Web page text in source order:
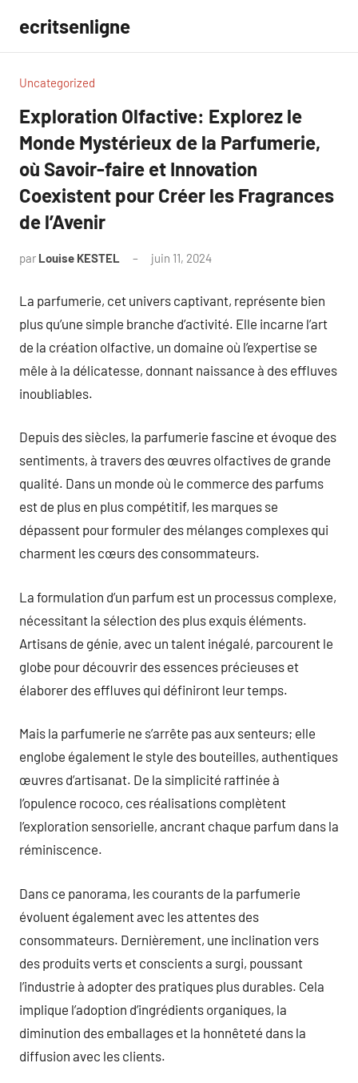
contenu
ecritsenligne
Uncategorized
Exploration Olfactive: Explorez le
Monde Mystérieux de la Parfumerie,
où Savoir-faire et Innovation
Coexistent pour Créer les Fragrances
de l’Avenir
par Louise KESTEL juin 11, 2024
La parfumerie, cet univers captivant, représente bien
plus qu’une simple branche d’activité. Elle incarne l’art
de la création olfactive, un domaine où l’expertise se
mêle à la délicatesse, donnant naissance à des effluves
inoubliables.
Depuis des siècles, la parfumerie fascine et évoque des
sentiments, à travers des œuvres olfactives de grande
qualité. Dans un monde où le commerce des parfums
est de plus en plus compétitif, les marques se
dépassent pour formuler des mélanges complexes qui
charment les cœurs des consommateurs.
La formulation d’un parfum est un processus complexe,
nécessitant la sélection des plus exquis éléments.
Artisans de génie, avec un talent inégalé, parcourent le
globe pour découvrir des essences précieuses et
élaborer des effluves qui définiront leur temps.
Mais la parfumerie ne s’arrête pas aux senteurs; elle
englobe également le style des bouteilles, authentiques
œuvres d’artisanat. De la simplicité raffinée à
l’opulence rococo, ces réalisations complètent
l’exploration sensorielle, ancrant chaque parfum dans la
réminiscence.
Dans ce panorama, les courants de la parfumerie
évoluent également avec les attentes des
consommateurs. Dernièrement, une inclination vers
des produits verts et conscients a surgi, poussant
l’industrie à adopter des pratiques plus durables. Cela
implique l’adoption d’ingrédients organiques, la
diminution des emballages et la honnêteté dans la
diffusion avec les clients.